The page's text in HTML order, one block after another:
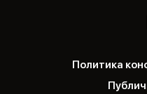
Политика